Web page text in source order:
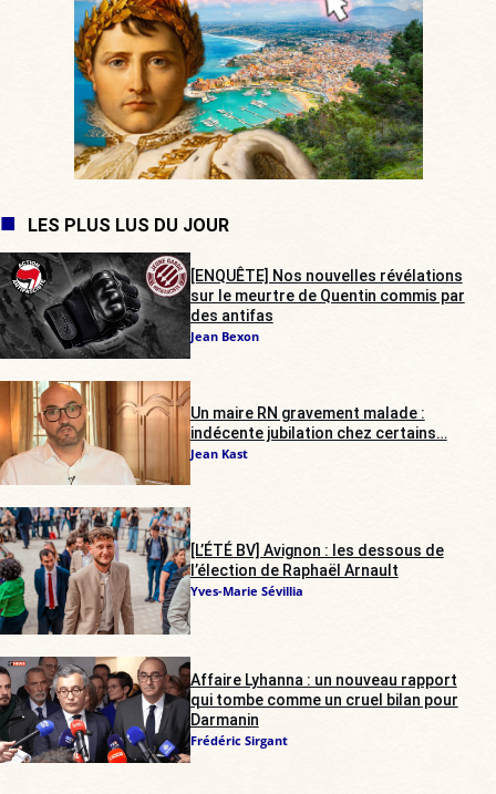
LES PLUS LUS DU JOUR
[ENQUÊTE] Nos nouvelles révélations
sur le meurtre de Quentin commis par
des antifas
Jean Bexon
Un maire RN gravement malade :
indécente jubilation chez certains…
Jean Kast
[L’ÉTÉ BV] Avignon : les dessous de
l’élection de Raphaël Arnault
Yves-Marie Sévillia
Affaire Lyhanna : un nouveau rapport
qui tombe comme un cruel bilan pour
Darmanin
Frédéric Sirgant